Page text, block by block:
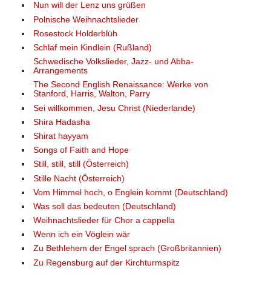
Nun will der Lenz uns grüßen
Polnische Weihnachtslieder
Rosestock Holderblüh
Schlaf mein Kindlein (Rußland)
Schwedische Volkslieder, Jazz- und Abba-
Arrangements
The Second English Renaissance: Werke von
Stanford, Harris, Walton, Parry
Sei willkommen, Jesu Christ (Niederlande)
Shira Hadasha
Shirat hayyam
Songs of Faith and Hope
Still, still, still (Österreich)
Stille Nacht (Österreich)
Vom Himmel hoch, o Englein kommt (Deutschland)
Was soll das bedeuten (Deutschland)
Weihnachtslieder für Chor a cappella
Wenn ich ein Vöglein wär
Zu Bethlehem der Engel sprach (Großbritannien)
Zu Regensburg auf der Kirchturmspitz